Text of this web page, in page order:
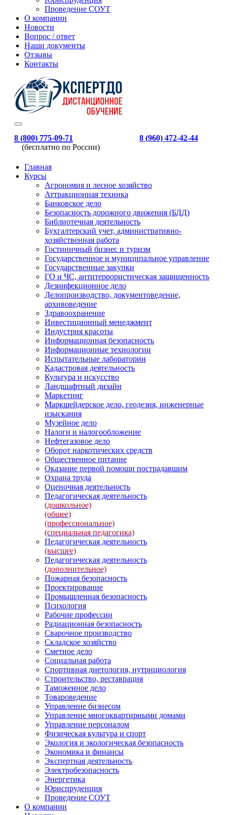
Проведение СОУТ
О компании
Новости
Вопрос / ответ
Наши документы
Отзывы
Контакты
8 (800) 775-09-71
(бесплатно по России)
8 (960) 472-42-44
Главная
Курсы
Агрономия и лесное хозяйство
Аттракционная техника
Банковское дело
Безопасность дорожного движения (БДД)
Библиотечная деятельность
Бухгалтерский учет, административно-
хозяйственная работа
Гостиничный бизнес и туризм
Государственное и муниципальное управление
Государственные закупки
ГО и ЧС, антитеррористическая защищенность
Дезинфекционное дело
Делопроизводство, документоведение,
архивоведение
Здравоохранение
Инвестиционный менеджмент
Индустрия красоты
Информационная безопасность
Информационные технологии
Испытательные лаборатории
Кадастровая деятельность
Культура и искусство
Ландшафтный дизайн
Маркетинг
Маркшейдерское дело, геодезия, инженерные
изыскания
Музейное дело
Налоги и налогообложение
Нефтегазовое дело
Оборот наркотических средств
Общественное питание
Оказание первой помощи пострадавшим
Охрана труда
Оценочная деятельность
Педагогическая деятельность
(дошкольное)
(общее)
(профессиональное)
(специальная педагогика)
Педагогическая деятельность
(высшее)
Педагогическая деятельность
(дополнительное)
Пожарная безопасность
Проектирование
Промышленная безопасность
Психология
Рабочие профессии
Радиационная безопасность
Сварочное производство
Складское хозяйство
Сметное дело
Социальная работа
Спортивная диетология, нутрициология
Строительство, реставрация
Таможенное дело
Товароведение
Управление бизнесом
Управление многоквартирными домами
Управление персоналом
Физическая культура и спорт
Экология и экологическая безопасность
Экономика и финансы
Экспертная деятельность
Электробезопасность
Энергетика
Юриспруденция
Проведение СОУТ
О компании